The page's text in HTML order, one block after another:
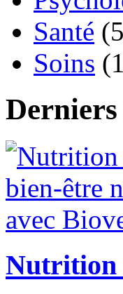
Santé
Soins
Derniers
Nutrition